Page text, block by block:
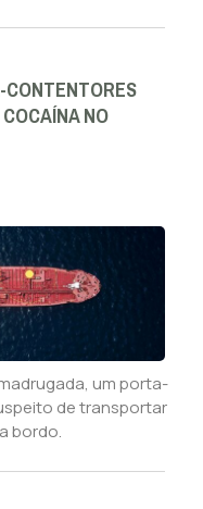
NO
um porta-
de transportar
bordo.